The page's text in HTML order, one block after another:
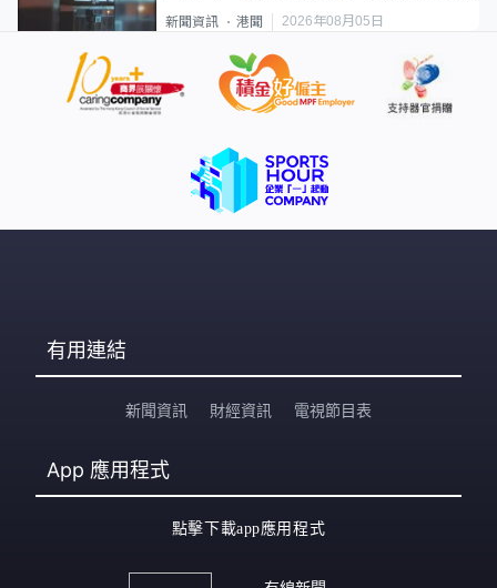
新聞資訊 港聞 2026年08月05日
有用連結
新聞資訊 財經資訊 電視節目表
App 應用程式
點擊下載app應用程式